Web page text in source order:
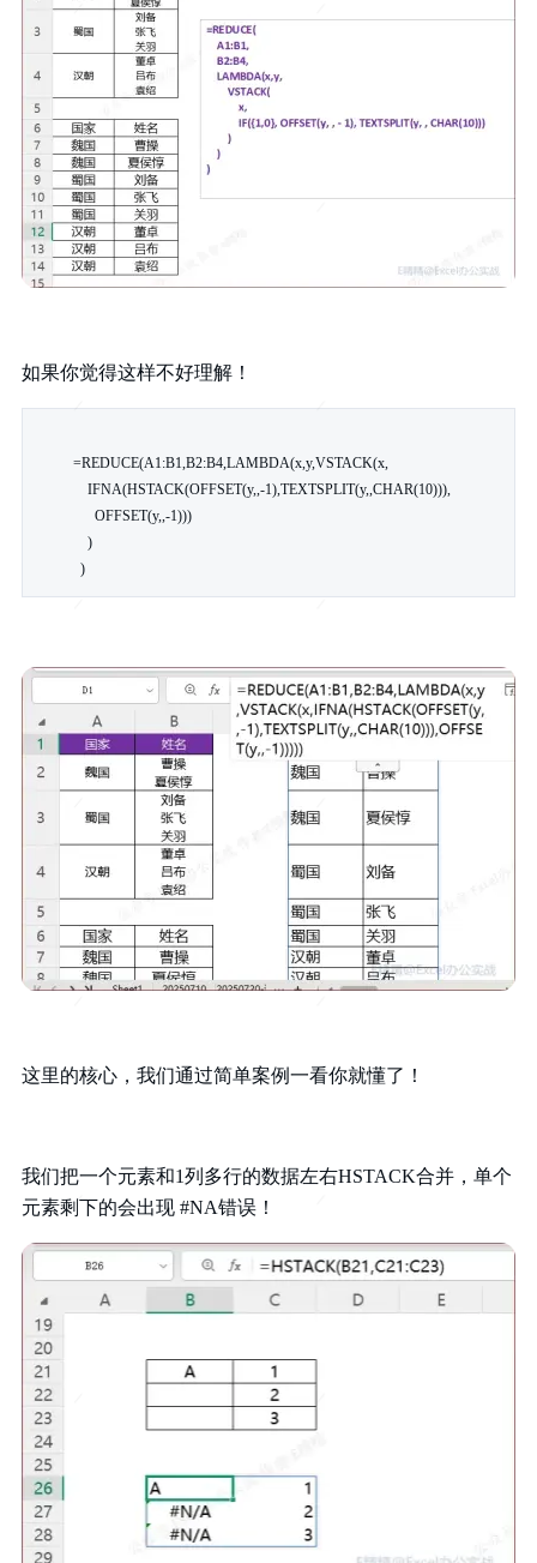
如果你觉得这样不好理解！
=REDUCE(A1:B1,B2:B4,LAMBDA(x,y,VSTACK(x,
  )
这里的核心，我们通过简单案例一看你就懂了！
我们把一个元素和1列多行的数据左右HSTACK合并，单个
元素剩下的会出现 #NA错误！